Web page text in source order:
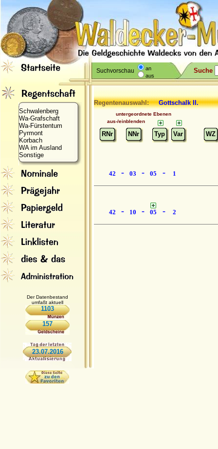
Suchvorschau
an
aus
Suche
Schwalenberg
Wa-Grafschaft
Wa-Fürstentum
Pyrmont
Korbach
WA im Ausland
Sonstige
Der Datenbestand
umfaßt aktuell
1103
157
23.07.2016
Regentenauswahl: Gottschalk II.
untergeordnete Ebenen
aus-/einblenden
RNr NNr Typ Var WZ
42 - 03 - 05 - 1
42 - 10 - 05 - 2